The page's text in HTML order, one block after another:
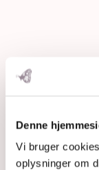
Denne
Vi bruger
oplysninger om